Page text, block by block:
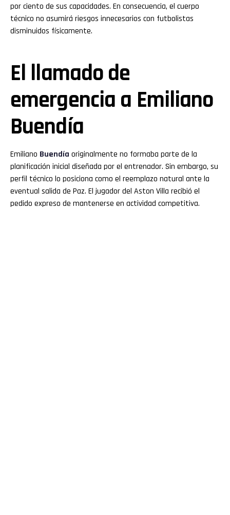
por ciento de sus capacidades. En consecuencia, el cuerpo
técnico no asumirá riesgos innecesarios con futbolistas
disminuidos físicamente.
El llamado de
emergencia a Emiliano
Buendía
Emiliano Buendía originalmente no formaba parte de la
planificación inicial diseñada por el entrenador. Sin embargo, su
perfil técnico lo posiciona como el reemplazo natural ante la
eventual salida de Paz. El jugador del Aston Villa recibió el
pedido expreso de mantenerse en actividad competitiva.